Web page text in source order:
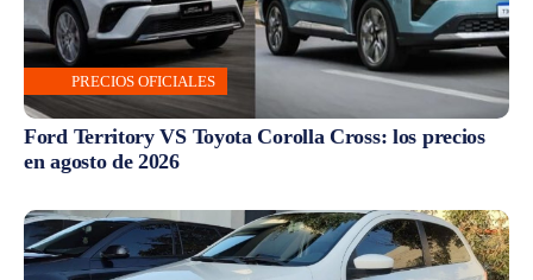
PRECIOS OFICIALES
Ford Territory VS Toyota Corolla Cross: los precios
en agosto de 2026